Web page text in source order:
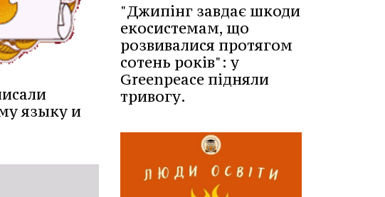
языку и
"Джипінг завдає шкоди
екосистемам, що
розвивалися протягом
сотень років": у
Greenpeace підняли
тривогу.